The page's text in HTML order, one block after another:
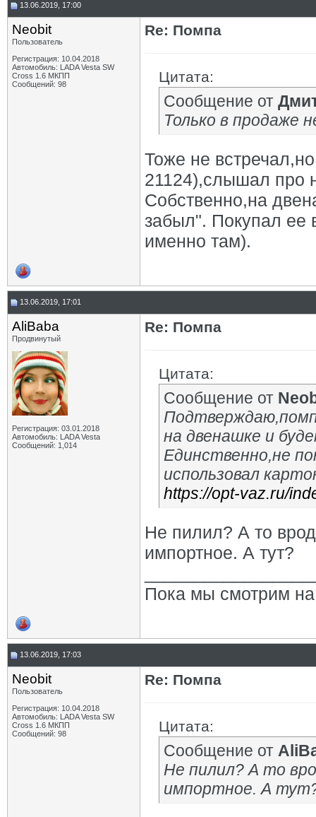
13.06.2019, 17:00
Neobit
Пользователь
Регистрация: 10.04.2018
Автомобиль: LADA Vesta SW
Cross 1.6 МКПП
Сообщений: 98
Re: Помпа
Цитата:
Сообщение от
Только в продаже
Тоже не
21124),слышал про
Собственно,на
забыл". Покупал ее
именно там).
13.06.2019, 17:01
AliBaba
Продвинутый
Регистрация: 03.01.2018
Автомобиль: LADA Vesta
Сообщений: 1,014
Re: Помпа
Цитата:
Сообщение от
на двенашке и
Единственно,не
использовал
https://opt-vaz.ru/
Не пилил? А то
импортное. А тут?
Пока мы смотрим
13.06.2019, 17:03
Neobit
Пользователь
Регистрация: 10.04.2018
Автомобиль: LADA Vesta SW
Cross 1.6 МКПП
Сообщений: 98
Re: Помпа
Цитата:
Сообщение от
Не пилил? А то
импортное. А